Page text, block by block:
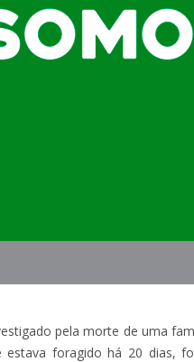
pela morte de uma
foragido há 20 dias,